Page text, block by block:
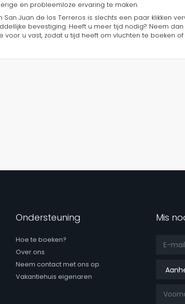
en probleemloze ervaring te maken.
San Juan de los Terreros is slechts een paar klikken
bevestiging. Heeft u meer tijd nodig? Neem
voor u vast, zodat u tijd heeft om vluchten te boeken of
Ondersteuning
Hoe te boeken?
Over ons
Neem contact met ons op
Vakantiehuis eigenaren
Mis